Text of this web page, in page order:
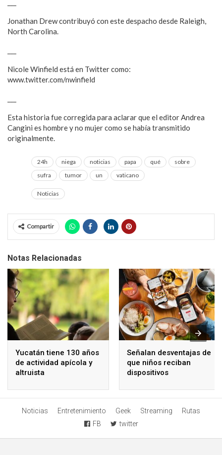
Jonathan Drew contribuyó con este despacho desde Raleigh,
North Carolina.
Nicole Winfield está en Twitter como:
www.twitter.com/nwinfield
Esta historia fue corregida para aclarar que el editor Andrea
Cangini es hombre y no mujer como se había transmitido
originalmente.
24h niega noticias papa qué
sobre
sufra
tumor un vaticano
Noticias
Compartir
Notas Relacionadas
Yucatán tiene 130 años
de actividad apícola y
altruista
Señalan desventajas de
que niños reciban
dispositivos
Noticias Entretenimiento Geek Streaming
Rutas
FB
twitter